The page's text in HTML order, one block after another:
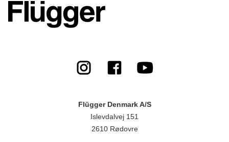
Flügger Denmark A/S
Islevdalvej 151
2610 Rødovre